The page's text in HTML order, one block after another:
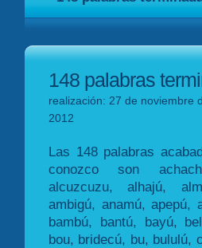
148 palabras
realización: 27 de noviembre
2012
Las 148 palabras
conozco son
alcuzcuzu, alhajú,
ambigú, anamú, apepú,
bambú, bantú, bayú,
bou, bridecú, bu, bululú,